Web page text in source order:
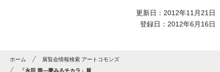
更新日：2012年11月21日
登録日：2012年6月16日
ホーム
展覧会情報検索 アートコモンズ
「永田 萠―夢みるチカラ」展